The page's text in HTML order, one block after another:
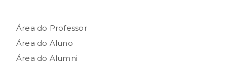
Área do Professor
Área do Aluno
Área do Alumni